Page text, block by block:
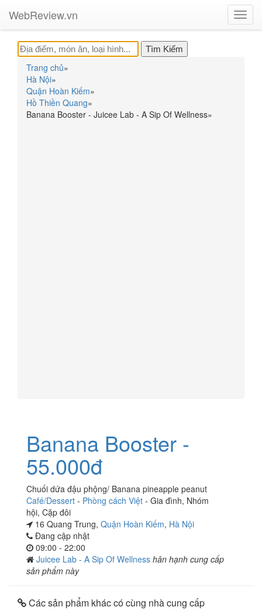
WebReview.vn
Trang chủ»
Hà Nội»
Quận Hoàn Kiếm»
Hồ Thiền Quang»
Banana Booster - Juicee Lab - A Sip Of Wellness»
Banana Booster -
55.000đ
Chuối dứa đậu phộng/ Banana pineapple peanut
Café/Dessert - Phòng cách Việt - Gia đình, Nhóm
hội, Cặp đôi
16 Quang Trung, Quận Hoàn Kiếm, Hà Nội
Đang cập nhật
09:00 - 22:00
Juicee Lab - A Sip Of Wellness hân hạnh cung cấp
sản phẩm này
Các sản phẩm khác có cùng nhà cung cấp